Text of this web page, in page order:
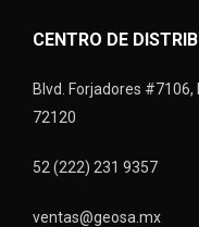
CENTRO DE
Blvd. Forjadores #7106,
72120
52 (222) 231 9357
ventas@geosa.mx